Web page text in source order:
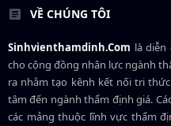
VỀ CHÚNG TÔI
Sinhvienthamdinh.Com là
cho cộng đồng nhân lực ngành
ra nhằm tạo kênh kết nối tri
tâm đến ngành thẩm định giá.
các mảng thuộc lĩnh vực thẩm